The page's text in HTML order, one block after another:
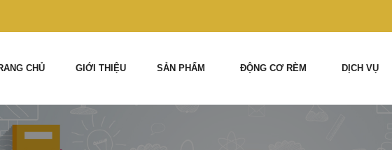
CHỦ GIỚI THIỆU SẢN PHẨM ĐỘNG CƠ RÈM DỊCH VỤ